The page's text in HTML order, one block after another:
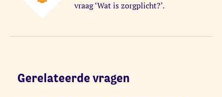
vraag ‘Wat is zorgplicht?’.
Gerelateerde vragen